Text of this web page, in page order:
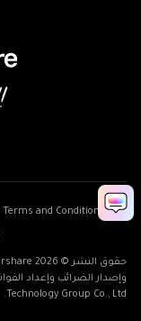
Terms and Conditions
حقوق النشر © 2026
Technology Group Co., Ltd.